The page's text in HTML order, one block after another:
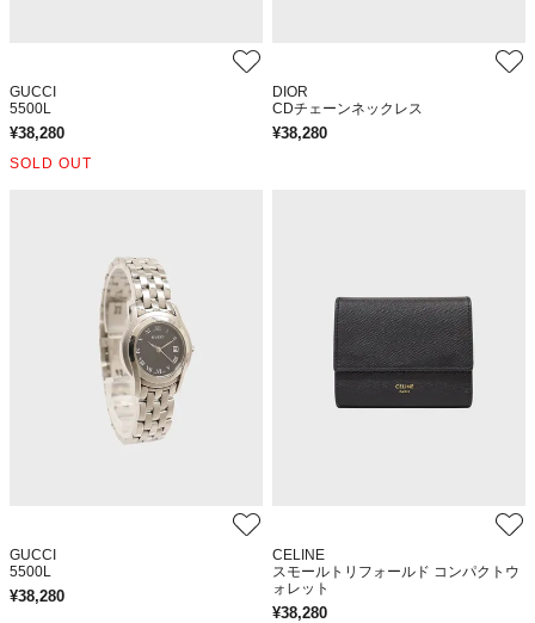
GUCCI
5500L
¥38,280
SOLD OUT
DIOR
CDチェーンネックレス
¥38,280
GUCCI
5500L
¥38,280
CELINE
スモールトリフォールド コンパクトウ
ォレット
¥38,280